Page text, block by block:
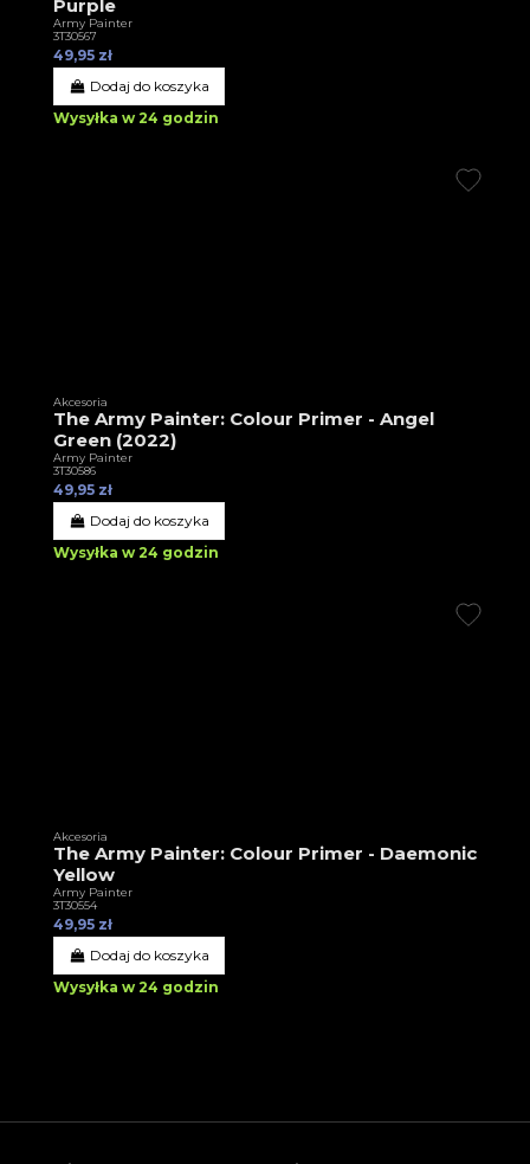
Purple
Army Painter
3T30567
49,95 zł
Dodaj do koszyka
Wysyłka w 24 godzin
Akcesoria
The Army Painter: Colour Primer - Angel
Green (2022)
Army Painter
3T30586
49,95 zł
Dodaj do koszyka
Wysyłka w 24 godzin
Akcesoria
The Army Painter: Colour Primer - Daemonic
Yellow
Army Painter
3T30554
49,95 zł
Dodaj do koszyka
Wysyłka w 24 godzin